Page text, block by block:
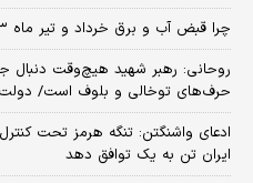
چرا قبض آب و برق خرداد و تیر ماه ۳ تا ۴ برابر شده است؟
روحانی: رهبر شهید هیچ‌وقت دنبال
حرف‌های توخالی و بلوف است/ دولت در این ۱۴ ماه کار
ادعای واشنگتن: تنگه هرمز تحت کنترل
ایران تن به یک توافق دهد